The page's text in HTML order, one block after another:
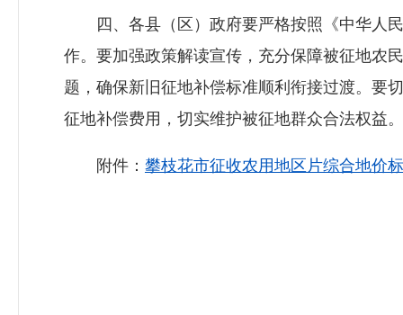
四、各县（区）政府要严格按照《中华人民
作。要加强政策解读宣传，充分保障被征地农
题，确保新旧征地补偿标准顺利衔接过渡。要
征地补偿费用，切实维护被征地群众合法权益。
附件： 攀枝花市征收农用地区片综合地价